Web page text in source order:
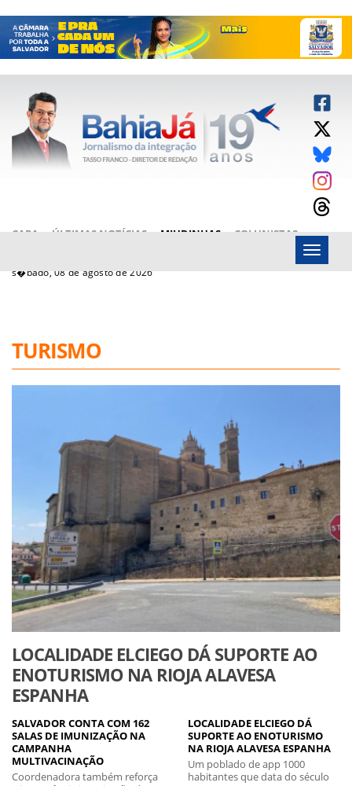
CAPA ÚLTIMAS NOTÍCIAS MIUDINHAS
COLUNISTAS
s�bado, 08 de agosto de 2026
Menu
TURISMO
LOCALIDADE ELCIEGO DÁ SUPORTE AO
ENOTURISMO NA RIOJA ALAVESA
ESPANHA
SALVADOR CONTA COM 162
SALAS DE IMUNIZAÇÃO NA
CAMPANHA
MULTIVACINAÇÃO
Coordenadora também reforça
LOCALIDADE ELCIEGO DÁ
SUPORTE AO ENOTURISMO
NA RIOJA ALAVESA ESPANHA
Um poblado de app 1000
habitantes que data do século